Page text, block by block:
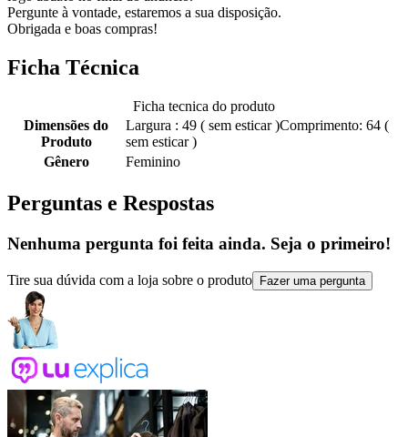
Pergunte à vontade, estaremos a sua disposição.
Obrigada e boas compras!
Ficha Técnica
Ficha tecnica do produto
Dimensões do
Produto
Largura : 49 ( sem esticar )Comprimento: 64 (
sem esticar )
Gênero
Feminino
Perguntas e Respostas
Nenhuma pergunta foi feita ainda. Seja o primeiro!
Tire sua dúvida com a loja sobre o produto Fazer uma pergunta